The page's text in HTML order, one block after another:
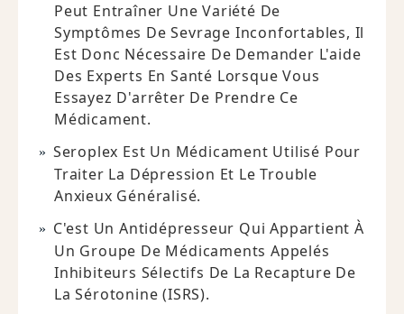
Peut Entraîner Une Variété De
Symptômes De Sevrage Inconfortables, Il
Est Donc Nécessaire De Demander L'aide
Des Experts En Santé Lorsque Vous
Essayez D'arrêter De Prendre Ce
Médicament.
Seroplex Est Un Médicament Utilisé Pour
Traiter La Dépression Et Le Trouble
Anxieux Généralisé.
C'est Un Antidépresseur Qui Appartient À
Un Groupe De Médicaments Appelés
Inhibiteurs Sélectifs De La Recapture De
La Sérotonine (ISRS).